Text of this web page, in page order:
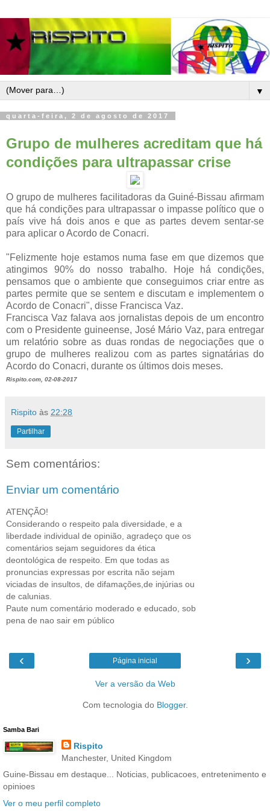
▼
quarta-feira, 2 de agosto de 2017
Grupo de mulheres acreditam que há
condições para ultrapassar crise
O grupo de mulheres facilitadoras da Guiné-Bissau afirmam
que há condições para ultrapassar o impasse político que o
país vive há dois anos e que as partes devem sentar-se
para aplicar o Acordo de Conacri.
"Felizmente hoje estamos numa fase em que dizemos que
atingimos 90% do nosso trabalho. Hoje há condições,
pensamos que o ambiente que conseguimos criar entre as
partes permite que se sentem e discutam e implementem o
Acordo de Conacri", disse Francisca Vaz.
Francisca Vaz falava aos jornalistas depois de um encontro
com o Presidente guineense, José Mário Vaz, para entregar
um relatório sobre as duas rondas de negociações que o
grupo de mulheres realizou com as partes signatárias do
Acordo do Conacri, durante os últimos dois meses.
Rispito.com, 02-08-2017
Rispito às 22:28
Partilhar
Sem comentários:
Enviar um comentário
ATENÇÃO!
Considerando o respeito pala diversidade, e a
liberdade individual de opinião, agradeço que os
comentários sejam seguidores da ética
deontológica de respeito. Em que todas as
pronuncias expressas por escrita não sejam
viciadas de insultos, de difamações,de injúrias ou
de calunias.
Paute num comentário moderado e educado, sob
pena de nao sair em público
‹ ›
Página inicial
Ver a versão da Web
Com tecnologia do Blogger.
Samba Bari
Rispito
Manchester, United Kingdom
Guine-Bissau em destaque... Noticias, publicacoes, entretenimento e
opinioes
Ver o meu perfil completo